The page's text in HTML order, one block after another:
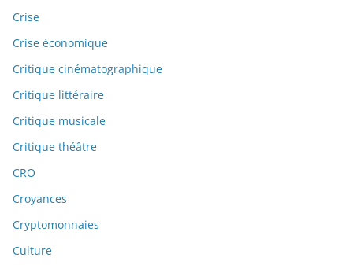
Crise
Crise économique
Critique cinématographique
Critique littéraire
Critique musicale
Critique théâtre
CRO
Croyances
Cryptomonnaies
Culture